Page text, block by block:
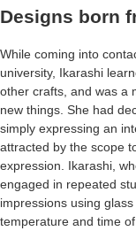
Designs born
While coming into
university, Ikarashi
other crafts, and was a
new things. She had
simply expressing an
attracted by the scope
expression. Ikarashi,
engaged in repeated
impressions using
temperature and time